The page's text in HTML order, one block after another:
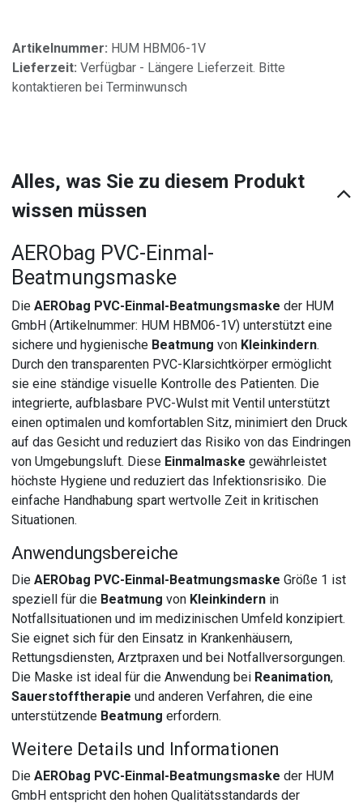
Artikelnummer: HUM HBM06-1V
Lieferzeit: Verfügbar - Längere Lieferzeit. Bitte
kontaktieren bei Terminwunsch
Alles, was Sie zu diesem Produkt
wissen müssen
AERObag PVC-Einmal-
Beatmungsmaske
DieAERObag PVC-Einmal-Beatmungsmaske der HUM
GmbH (Artikelnummer: HUM HBM06-1V) unterstützt eine
sichere und hygienische Beatmung von Kleinkindern.
Durch den transparenten PVC-Klarsichtkörper ermöglicht
sie eine ständige visuelle Kontrolle des Patienten. Die
integrierte, aufblasbare PVC-Wulst mit Ventil unterstützt
einen optimalen und komfortablen Sitz, minimiert den Druck
auf das Gesicht und reduziert das Risiko von das Eindringen
von Umgebungsluft. Diese Einmalmaske gewährleistet
höchste Hygiene und reduziert das Infektionsrisiko. Die
einfache Handhabung spart wertvolle Zeit in kritischen
Situationen.
Anwendungsbereiche
DieAERObag PVC-Einmal-Beatmungsmaske Größe 1 ist
speziell für die Beatmung von Kleinkindern in
Notfallsituationen und im medizinischen Umfeld konzipiert.
Sie eignet sich für den Einsatz in Krankenhäusern,
Rettungsdiensten, Arztpraxen und bei Notfallversorgungen.
Die Maske ist ideal für die Anwendung bei Reanimation,
Sauerstofftherapie und anderen Verfahren, die eine
unterstützende Beatmung erfordern.
Weitere Details und Informationen
DieAERObag PVC-Einmal-Beatmungsmaske der HUM
GmbH entspricht den hohen Qualitätsstandards der